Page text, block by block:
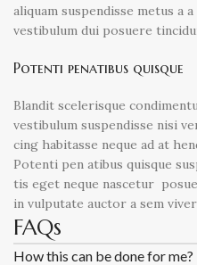
aliquam suspendisse metus a
vestibulum dui posuere
Potenti penatibus quisque
Blandit scelerisque
vestibulum suspendisse nisi
cing habitasse neque ad at
Potenti pen atibus quisque
tis eget neque nascetur
in vulputate auctor a sem
FAQs
How this can be done for me?